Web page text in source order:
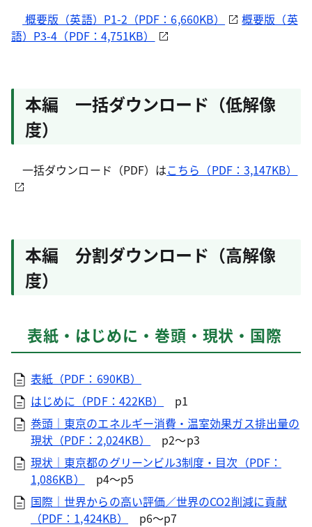
概要版（英語）P1-2（PDF：6,660KB）
概要版（英
語）P3-4（PDF：4,751KB）
本編 一括ダウンロード（低解像
度）
一括ダウンロード（PDF）はこちら（PDF：3,147KB）
本編 分割ダウンロード（高解像
度）
表紙・はじめに・巻頭・現状・国際
表紙（PDF：690KB）
はじめに（PDF：422KB）
p1
巻頭｜東京のエネルギー消費・温室効果ガス排出量の
現状（PDF：2,024KB）
p2～p3
現状｜東京都のグリーンビル3制度・目次（PDF：
1,086KB）
p4～p5
国際｜世界からの高い評価／世界のCO2削減に貢献
（PDF：1,424KB）
p6～p7